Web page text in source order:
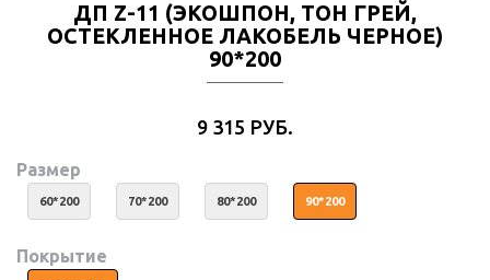
ДП Z-11 (ЭКОШПОН, ТОН ГРЕЙ,
ОСТЕКЛЕННОЕ ЛАКОБЕЛЬ ЧЕРНОЕ)
90*200
9 315 РУБ.
Размер
60*200 70*200 80*200 90*200
Покрытие